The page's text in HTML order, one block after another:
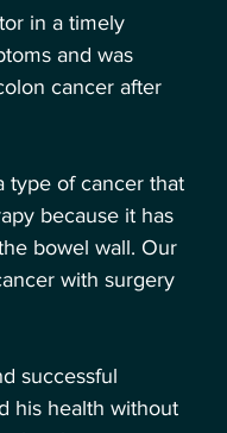
in a timely
and was
cancer after
type of cancer that
because it has
bowel wall. Our
with surgery
successful
his health without